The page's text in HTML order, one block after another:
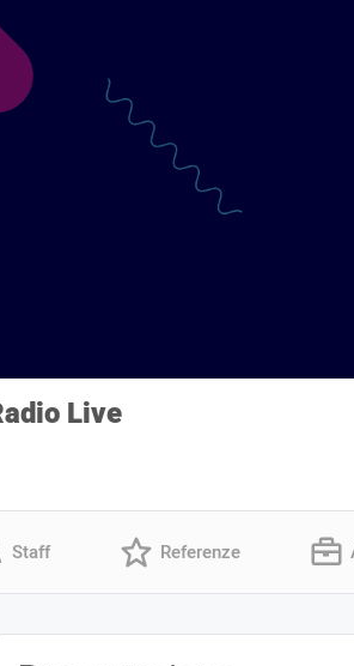
Live
Staff Referenze